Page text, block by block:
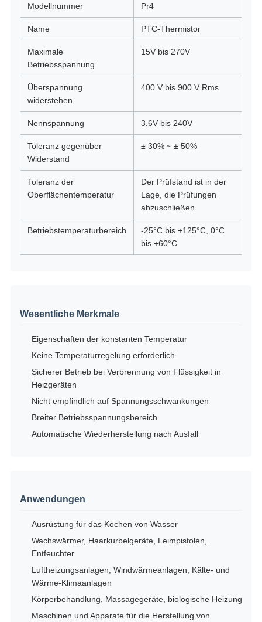
Modellnummer Pr4
Name PTC-Thermistor
Maximale
Betriebsspannung
15V bis 270V
Überspannung
widerstehen
400 V bis 900 V Rms
Nennspannung 3.6V bis 240V
Toleranz gegenüber
Widerstand
± 30% ~ ± 50%
Toleranz der
Oberflächentemperatur
Der Prüfstand ist in der
Lage, die Prüfungen
abzuschließen.
Betriebstemperaturbereich
-25°C bis +125°C, 0°C
bis +60°C
Wesentliche Merkmale
Eigenschaften der konstanten Temperatur
Keine Temperaturregelung erforderlich
Sicherer Betrieb bei Verbrennung von Flüssigkeit in
Heizgeräten
Nicht empfindlich auf Spannungsschwankungen
Breiter Betriebsspannungsbereich
Automatische Wiederherstellung nach Ausfall
Anwendungen
Ausrüstung für das Kochen von Wasser
Wachswärmer, Haarkurbelgeräte, Leimpistolen,
Entfeuchter
Luftheizungsanlagen, Windwärmeanlagen, Kälte- und
Wärme-Klimaanlagen
Körperbehandlung, Massagegeräte, biologische Heizung
Maschinen und Apparate für die Herstellung von